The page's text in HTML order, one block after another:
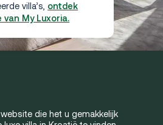
villa’s, ontdek
My Luxoria.
die het u gemakkelijk